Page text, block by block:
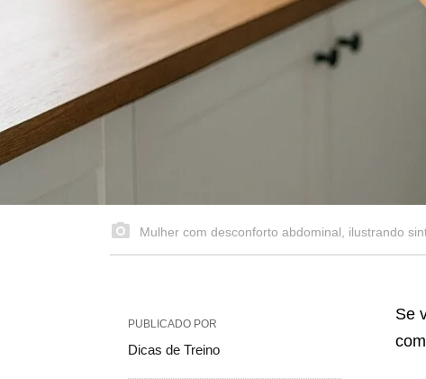
Mulher com desconforto abdominal, ilustrando
Se
PUBLICADO POR
Dicas de Treino